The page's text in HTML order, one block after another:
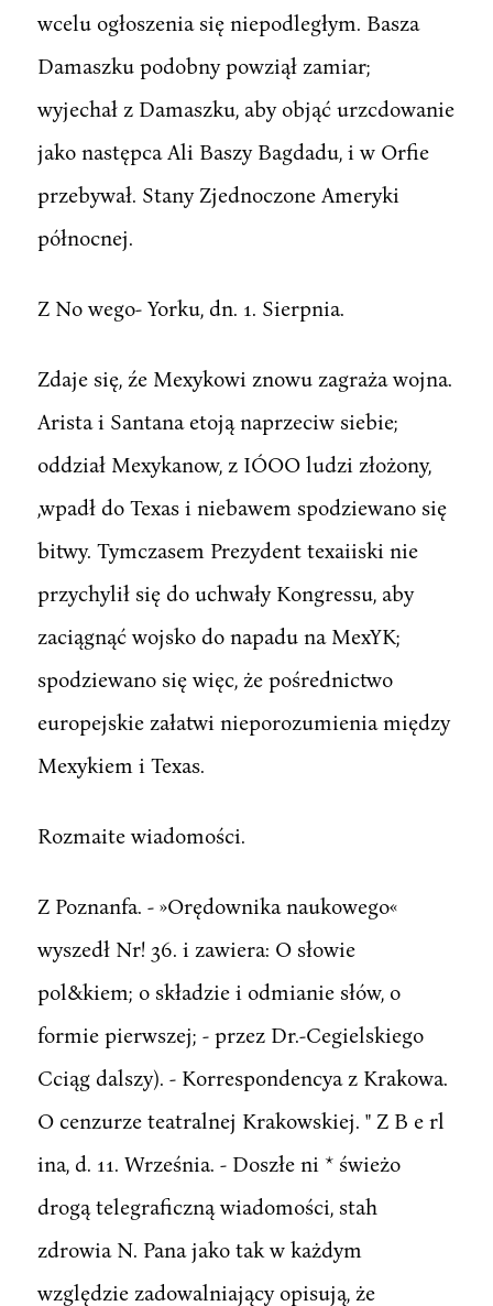
wcelu ogłoszenia się niepodległym. Basza
Damaszku podobny powziął zamiar;
wyjechał z Damaszku, aby objąć urzcdowanie
jako następca Ali Baszy Bagdadu, i w Orfie
przebywał. Stany Zjednoczone Ameryki
północnej.
Z No wego- Yorku, dn. 1. Sierpnia.
Zdaje się, źe Mexykowi znowu zagraża wojna.
Arista i Santana etoją naprzeciw siebie;
oddział Mexykanow, z IÓOO ludzi złożony,
,wpadł do Texas i niebawem spodziewano się
bitwy. Tymczasem Prezydent texaiiski nie
przychylił się do uchwały Kongressu, aby
zaciągnąć wojsko do napadu na MexYK;
spodziewano się więc, że pośrednictwo
europejskie załatwi nieporozumienia między
Mexykiem i Texas.
Rozmaite wiadomości.
Z Poznanfa. - »Orędownika naukowego«
wyszedł Nr! 36. i zawiera: O słowie
pol&kiem; o składzie i odmianie słów, o
formie pierwszej; - przez Dr.-Cegielskiego
Cciąg dalszy). - Korrespondencya z Krakowa.
O cenzurze teatralnej Krakowskiej. " Z B e rl
ina, d. 11. Września. - Doszłe ni * świeżo
drogą telegraficzną wiadomości, stah
zdrowia N. Pana jako tak w każdym
względzie zadowalniający opisują, że